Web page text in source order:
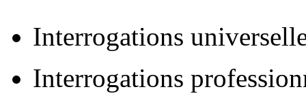
Interrogations
Interrogations